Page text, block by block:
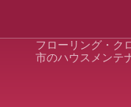
フローリング・ク
市のハウスメンテ